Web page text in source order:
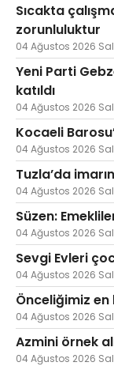
Sıcakta
zorunluluktur
04 Ağustos 2026
Yeni Parti
katıldı
04 Ağustos 2026
Kocaeli
04 Ağustos 2026
Tuzla’da
04 Ağustos 2026
Süzen:
04 Ağustos 2026
Sevgi Evleri
04 Ağustos 2026
Önceliğimiz
04 Ağustos 2026
Azmini örnek
04 Ağustos 2026